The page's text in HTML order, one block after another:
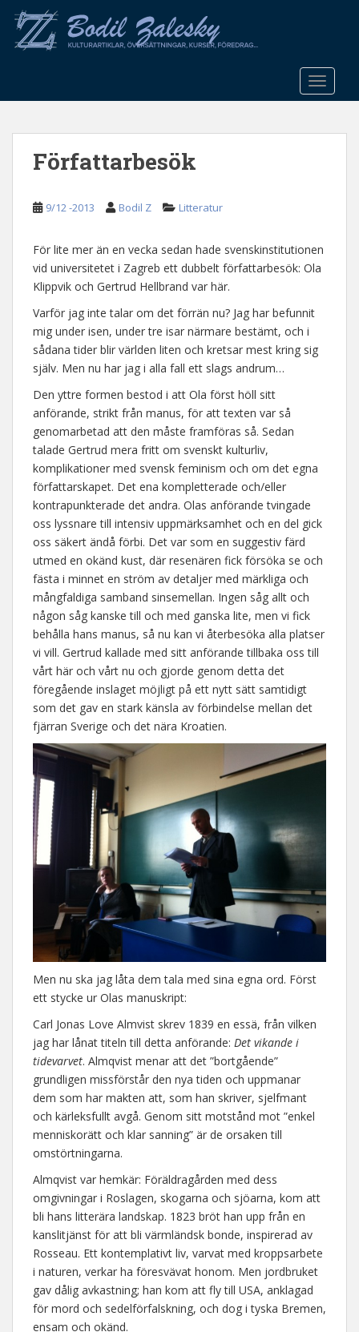
o
Författarbesök
9/12 -2013 Bodil Z Litteratur
För lite mer än en vecka sedan hade svenskinstitutionen
vid universitetet i Zagreb ett dubbelt författarbesök: Ola
Klippvik och Gertrud Hellbrand var här.
Varför jag inte talar om det förrän nu? Jag har befunnit
mig under isen, under tre isar närmare bestämt, och i
sådana tider blir världen liten och kretsar mest kring sig
själv. Men nu har jag i alla fall ett slags andrum…
Den yttre formen bestod i att Ola först höll sitt
anförande, strikt från manus, för att texten var så
genomarbetad att den måste framföras så. Sedan
talade Gertrud mera fritt om svenskt kulturliv,
komplikationer med svensk feminism och om det egna
författarskapet. Det ena kompletterade och/eller
kontrapunkterade det andra. Olas anförande tvingade
oss lyssnare till intensiv uppmärksamhet och en del gick
oss säkert ändå förbi. Det var som en suggestiv färd
utmed en okänd kust, där resenären fick försöka se och
fästa i minnet en ström av detaljer med märkliga och
mångfaldiga samband sinsemellan. Ingen såg allt och
någon såg kanske till och med ganska lite, men vi fick
behålla hans manus, så nu kan vi återbesöka alla platser
vi vill. Gertrud kallade med sitt anförande tillbaka oss till
vårt här och vårt nu och gjorde genom detta det
föregående inslaget möjligt på ett nytt sätt samtidigt
som det gav en stark känsla av förbindelse mellan det
fjärran Sverige och det nära Kroatien.
Men nu ska jag låta dem tala med sina egna ord. Först
ett stycke ur Olas manuskript:
Carl Jonas Love Almvist skrev 1839 en essä, från vilken
jag har lånat titeln till detta anförande: Det vikande i
tidevarvet. Almqvist menar att det ”bortgående”
grundligen missförstår den nya tiden och uppmanar
dem som har makten att, som han skriver, sjelfmant
och kärleksfullt avgå. Genom sitt motstånd mot ”enkel
menniskorätt och klar sanning” är de orsaken till
omstörtningarna.
Almqvist var hemkär: Föräldragården med dess
omgivningar i Roslagen, skogarna och sjöarna, kom att
bli hans litterära landskap. 1823 bröt han upp från en
kanslitjänst för att bli värmländsk bonde, inspirerad av
Rosseau. Ett kontemplativt liv, varvat med kroppsarbete
i naturen, verkar ha föresvävat honom. Men jordbruket
gav dålig avkastning; han kom att fly till USA, anklagad
för mord och sedelförfalskning, och dog i tyska Bremen,
ensam och okänd.